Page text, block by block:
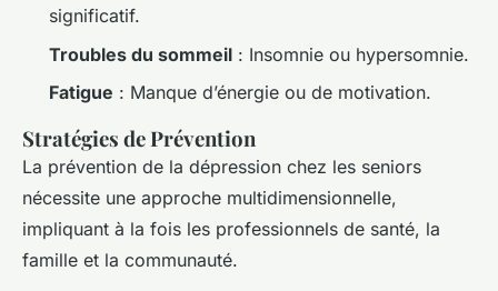
significatif.
Troubles du sommeil : Insomnie ou hypersomnie.
Fatigue : Manque d’énergie ou de motivation.
Stratégies de Prévention
La prévention de la dépression chez les seniors
nécessite une approche multidimensionnelle,
impliquant à la fois les professionnels de santé, la
famille et la communauté.